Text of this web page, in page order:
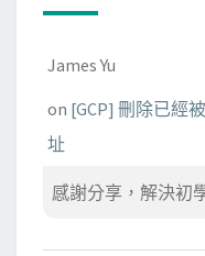
James Yu
on [GCP] 刪除已經
址
感謝分享，解決初